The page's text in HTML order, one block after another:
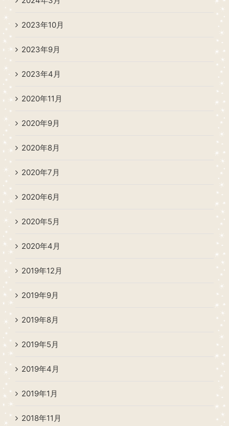
2023年10月
2023年9月
2023年4月
2020年11月
2020年9月
2020年8月
2020年7月
2020年6月
2020年5月
2020年4月
2019年12月
2019年9月
2019年8月
2019年5月
2019年4月
2019年1月
2018年11月